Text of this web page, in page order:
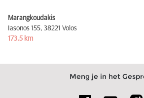
Marangkoudakis
Iasonos 155, 38221 Volos
173,5 km
Meng je in het